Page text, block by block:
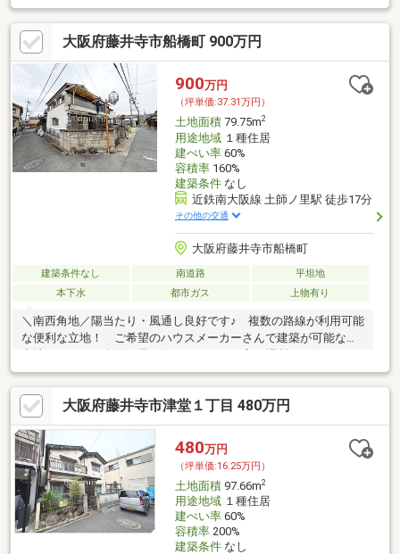
る暮らしを叶えます！
大阪府藤井寺市船橋町 900万円
900万円
（坪単価:37.31万円）
土地面積79.75m2
用途地域１種住居
建ぺい率60%
容積率160%
建築条件なし
近鉄南大阪線 土師ノ里駅 徒歩17分
その他の交通
大阪府藤井寺市船橋町
建築条件なし 南道路
平坦地
本下水
都市ガス 上物有り
＼南西角地／陽当たり・風通し良好です♪ 複数の路線が利用可能
な便利な立地！ ご希望のハウスメーカーさんで建築が可能な売
土地です！ ご自身で見に行きたいという方は場所をお伝えさせ
ていただきます！
大阪府藤井寺市津堂１丁目 480万円
480万円
（坪単価:16.25万円）
土地面積97.66m2
用途地域１種住居
建ぺい率60%
容積率200%
建築条件なし